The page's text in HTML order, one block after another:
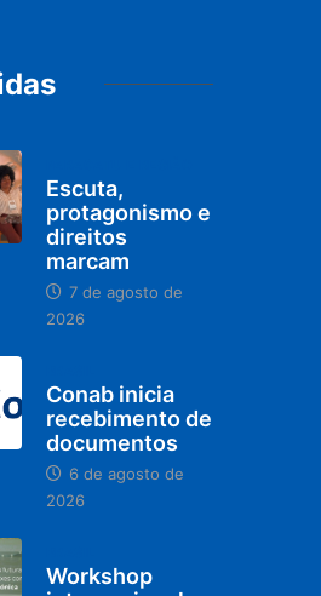
Escuta,
protagonismo e
direitos
marcam
7 de agosto de
2026
Conab inicia
recebimento de
documentos
6 de agosto de
2026
Workshop